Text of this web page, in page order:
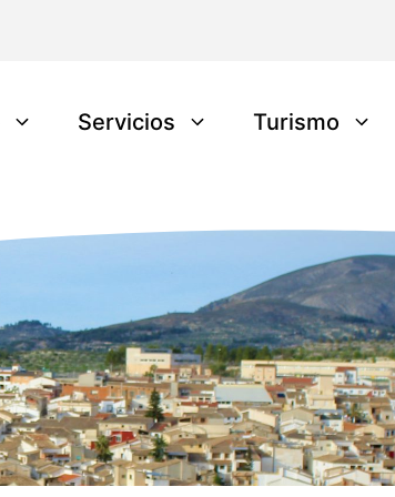
Servicios Turismo